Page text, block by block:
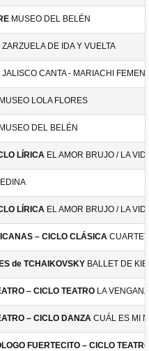
MUSEO DEL BELÉN
ZARZUELA DE IDA Y VUELTA
JALISCO CANTA - MARIACHI
MUSEO LOLA FLORES
MUSEO DEL BELÉN
LÍRICA EL AMOR BRUJO / LA
LÍRICA EL AMOR BRUJO / LA
– CICLO CLÁSICA
de TCHAIKOVSKY BALLET DE
– CICLO TEATRO LA
– CICLO DANZA CUÁL ES MI
FUERTECITO – CICLO